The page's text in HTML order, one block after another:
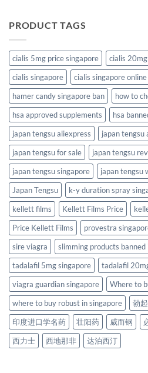
PRODUCT TAGS
cialis 5mg price singapore
cialis
cialis singapore
cialis singapore online
hamer candy singapore ban
how to
hsa approved supplements
hsa
japan tengsu aliexpress
japan tengsu
japan tengsu for sale
japan tengsu
japan tengsu singapore
japan tengsu
Japan Tengsu
k-y duration spray
kellett films
Kellett Films Price
Price Kellett Films
provestra
sire viagra
slimming products banned
tadalafil 5mg singapore
tadalafil
viagra guardian singapore
Where to
where to buy robust in singapore
勃
印度进口学名药
壮阳药 威而钢
西力士
西地那非 达泊西汀